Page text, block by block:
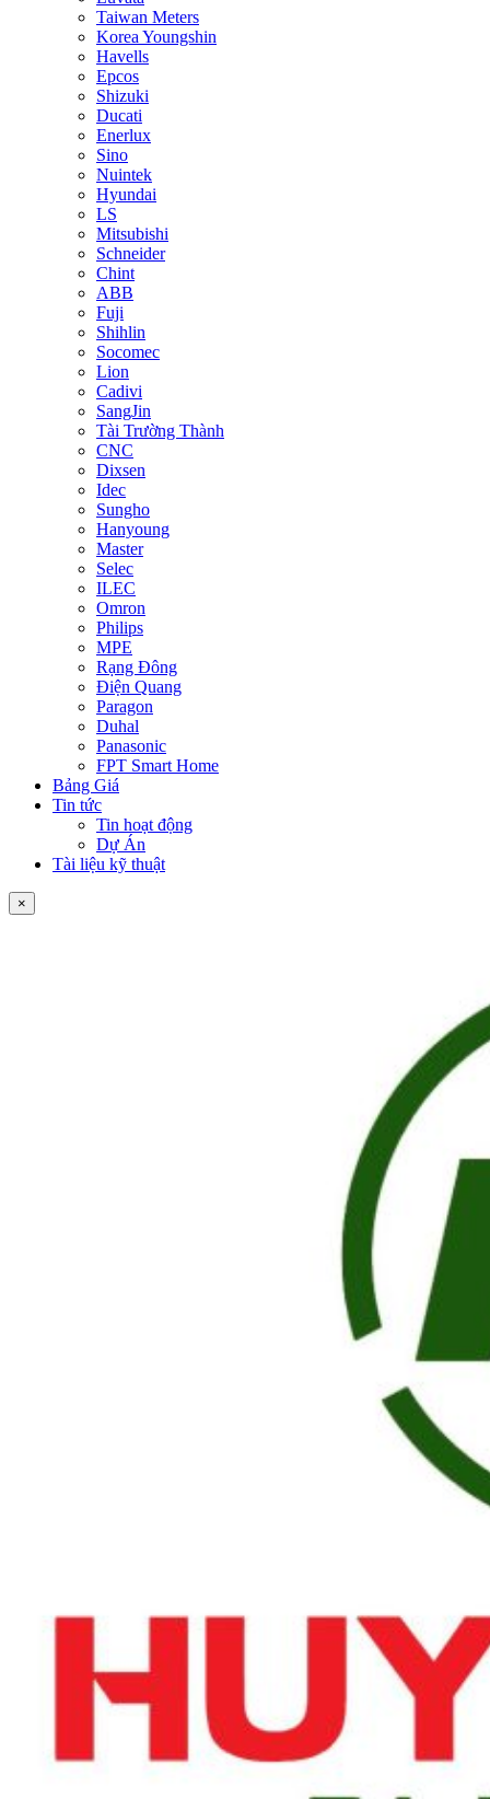
Taiwan Meters
Korea Youngshin
Havells
Epcos
Shizuki
Ducati
Enerlux
Sino
Nuintek
Hyundai
LS
Mitsubishi
Schneider
Chint
ABB
Fuji
Shihlin
Socomec
Lion
Cadivi
SangJin
Tài Trường Thành
CNC
Dixsen
Idec
Sungho
Hanyoung
Master
Selec
ILEC
Omron
Philips
MPE
Rạng Đông
Điện Quang
Paragon
Duhal
Panasonic
FPT Smart Home
Bảng Giá
Tin tức
Tin hoạt động
Dự Án
Tài liệu kỹ thuật
×